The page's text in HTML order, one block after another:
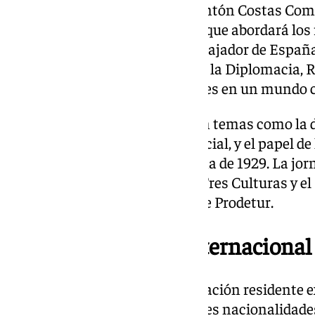
internacional; el economista Antón Costas
Económico y Social de España, que abordará
economía actuales; y la del embajador de
Embajadores de la Academia de la Diplomacia,
en las relaciones internacionales en un mundo
Las mesas redondas explorarán temas como
diplomacia económica y comercial, y el papel
de la Exposición Iberoamericana de 1929. La
Gala el 25 en el Pabellón de las Tres Culturas y
Calera, en Gerena, de la mano de Prodetur.
Puente de diálogo internacional
Andalucía cuenta con una población residente
852.791 personas. Las principales